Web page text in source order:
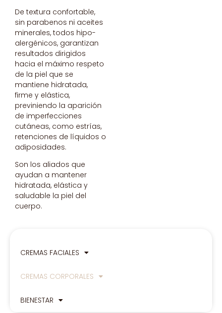
De textura confortable,
sin parabenos ni aceites
minerales, todos hipo-
alergénicos, garantizan
resultados dirigidos
hacia el máximo respeto
de la piel que se
mantiene hidratada,
firme y elástica,
previniendo la aparición
de imperfecciones
cutáneas, como estrías,
retenciones de líquidos o
adiposidades.
Son los aliados que
ayudan a mantener
hidratada, elástica y
saludable la piel del
cuerpo.
CREMAS FACIALES
CREMAS CORPORALES
BIENESTAR